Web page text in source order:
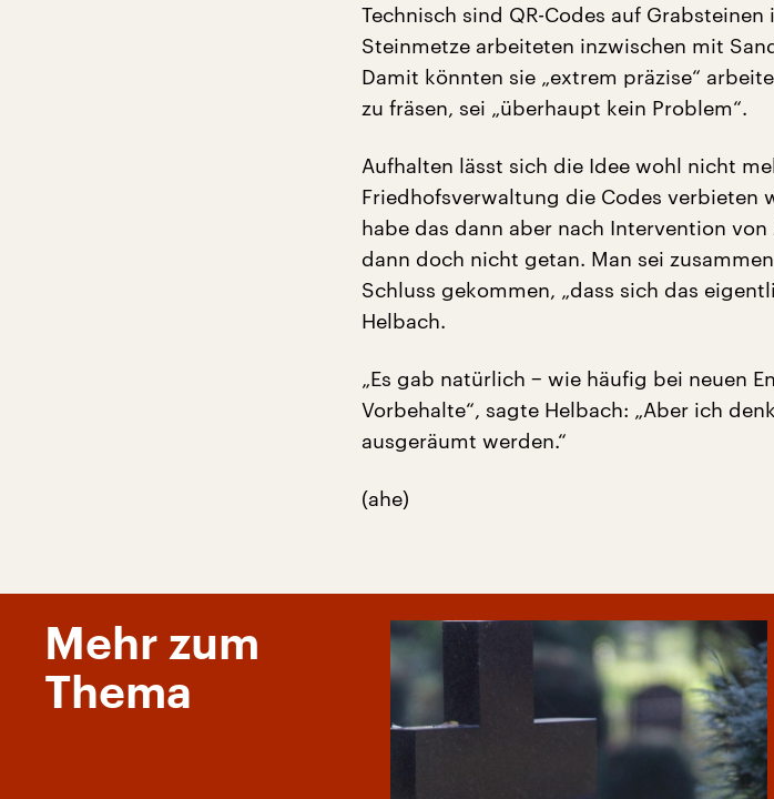
Technisch sind QR-Codes auf
Steinmetze arbeiteten inzwischen mit
Damit könnten sie „extrem präzise“
zu fräsen, sei „überhaupt kein Problem“.
Aufhalten lässt sich die Idee wohl nicht
Friedhofsverwaltung die Codes verbieten
habe das dann aber nach Intervention
dann doch nicht getan. Man sei
Schluss gekommen, „dass sich das
Helbach.
„Es gab natürlich − wie häufig bei neuen
Vorbehalte“, sagte Helbach: „Aber ich
ausgeräumt werden.“
(ahe)
Mehr zum
Thema